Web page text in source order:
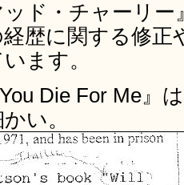
ド・チャーリ
歴に関する修正
ます。
Die For Me』
い。